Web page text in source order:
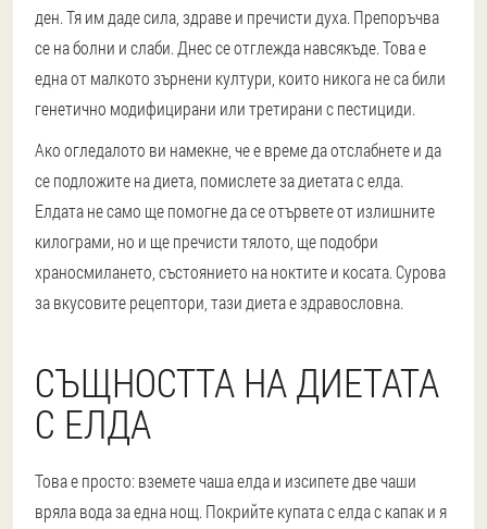
ден. Тя им даде сила, здраве и пречисти духа. Препоръчва
се на болни и слаби. Днес се отглежда навсякъде. Това е
една от малкото зърнени култури, които никога не са били
генетично модифицирани или третирани с пестициди.
Ако огледалото ви намекне, че е време да отслабнете и да
се подложите на диета, помислете за диетата с елда.
Елдата не само ще помогне да се отървете от излишните
килограми, но и ще пречисти тялото, ще подобри
храносмилането, състоянието на ноктите и косата. Сурова
за вкусовите рецептори, тази диета е здравословна.
СЪЩНОСТТА НА ДИЕТАТА
С ЕЛДА
Това е просто: вземете чаша елда и изсипете две чаши
вряла вода за една нощ. Покрийте купата с елда с капак и я